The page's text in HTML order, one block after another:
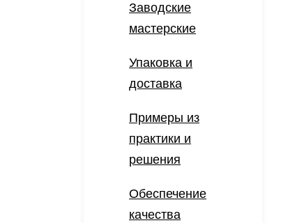
Заводские
мастерские
Упаковка и
доставка
Примеры из
практики и
решения
Обеспечение
качества